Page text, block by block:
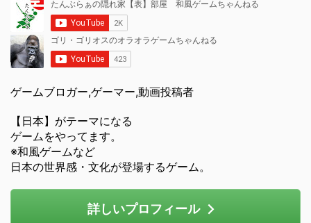
ゲームブロガー,ゲーマー,動画投稿者
【日本】がテーマになる
ゲームをやってます。
※和風ゲームなど
日本の世界感・文化が登場するゲーム。
詳しいプロフィール